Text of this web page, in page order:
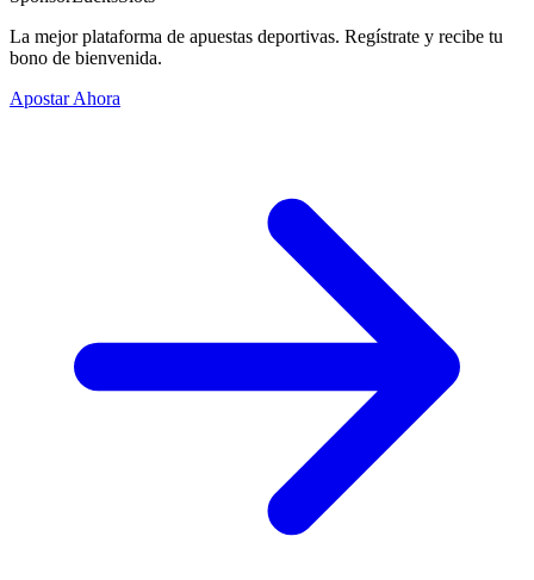
La mejor plataforma de apuestas deportivas. Regístrate y recibe tu
bono de bienvenida.
Apostar Ahora